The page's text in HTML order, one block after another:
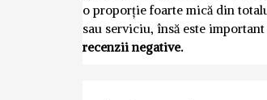
o proporție foarte mică din
sau serviciu, însă este
recenzii negative.